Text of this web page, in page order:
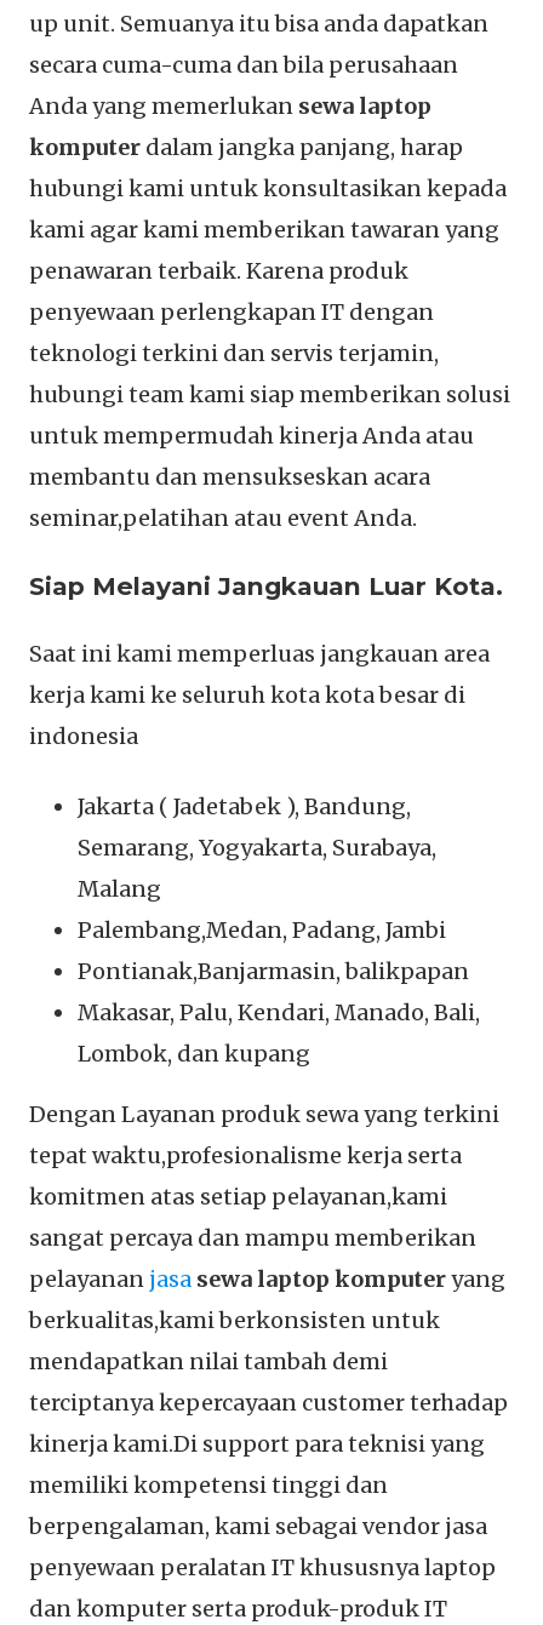
up unit. Semuanya itu bisa anda dapatkan
secara cuma-cuma dan bila perusahaan
Anda yang memerlukan sewa laptop
komputer dalam jangka panjang, harap
hubungi kami untuk konsultasikan kepada
kami agar kami memberikan tawaran yang
penawaran terbaik. Karena produk
penyewaan perlengkapan IT dengan
teknologi terkini dan servis terjamin,
hubungi team kami siap memberikan solusi
untuk mempermudah kinerja Anda atau
membantu dan mensukseskan acara
seminar,pelatihan atau event Anda.
Siap Melayani Jangkauan Luar Kota.
Saat ini kami memperluas jangkauan area
kerja kami ke seluruh kota kota besar di
indonesia
Jakarta ( Jadetabek ), Bandung,
Semarang, Yogyakarta, Surabaya,
Malang
Palembang,Medan, Padang, Jambi
Pontianak,Banjarmasin, balikpapan
Makasar, Palu, Kendari, Manado, Bali,
Lombok, dan kupang
Dengan Layanan produk sewa yang terkini
tepat waktu,profesionalisme kerja serta
komitmen atas setiap pelayanan,kami
sangat percaya dan mampu memberikan
pelayanan jasa sewa laptop komputeryang
berkualitas,kami berkonsisten untuk
mendapatkan nilai tambah demi
terciptanya kepercayaan customer terhadap
kinerja kami.Di support para teknisi yang
memiliki kompetensi tinggi dan
berpengalaman, kami sebagai vendor jasa
penyewaan peralatan IT khususnya laptop
dan komputer serta produk-produk IT